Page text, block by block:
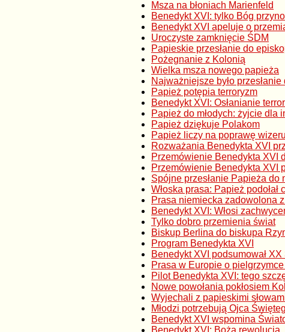
Msza na błoniach Marienfeld
Benedykt XVI: tylko Bóg
Benedykt XVI apeluje o
Uroczyste zamknięcie ŚDM
Papieskie przesłanie do
Pożegnanie z Kolonią
Wielka msza nowego papieża
Najważniejsze było przesłanie
Papież potępia terroryzm
Benedykt XVI: Osłanianie
Papież do młodych: żyjcie dla
Papież dziękuje Polakom
Papież liczy na poprawę
Rozważania Benedykta XVI
Przemówienie Benedykta XVI
Przemówienie Benedykta XVI
Spójne przesłanie Papieża do
Włoska prasa: Papież podołał
Prasa niemiecka zadowolona
Benedykt XVI: Włosi
Tylko dobro przemienia świat
Biskup Berlina do biskupa
Program Benedykta XVI
Benedykt XVI podsumował
Prasa w Europie o
Pilot Benedykta XVI: tego
Nowe powołania pokłosiem
Wyjechali z papieskimi
Młodzi potrzebują Ojca
Benedykt XVI wspomina